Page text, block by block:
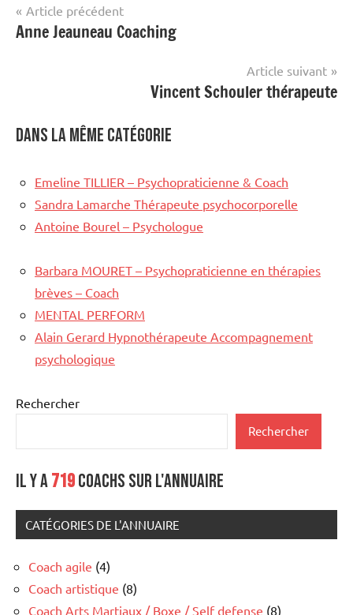
Navigation
de
Article précédent
Anne Jeauneau Coaching
Article suivant
Vincent Schouler thérapeute
Dans la même catégorie
Emeline TILLIER – Psychopraticienne & Coach
Sandra Lamarche Thérapeute psychocorporelle
Antoine Bourel – Psychologue
Barbara MOURET – Psychopraticienne en thérapies
brèves – Coach
MENTAL PERFORM
Alain Gerard Hypnothérapeute Accompagnement
psychologique
Rechercher
Rechercher
Il y a719coachs sur l'annuaire
CATÉGORIES DE L'ANNUAIRE
Coach agile (4)
Coach artistique (8)
Coach Arts Martiaux / Boxe / Self defense (8)